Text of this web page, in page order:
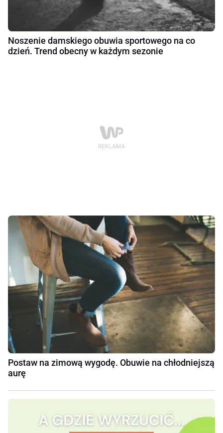
Noszenie damskiego obuwia sportowego na co
dzień. Trend obecny w każdym sezonie
Postaw na zimową wygodę. Obuwie na chłodniejszą
aurę